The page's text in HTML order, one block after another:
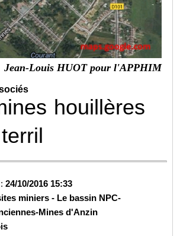
Jean-Louis HUOT pour l'APPHIM
houillères
:24/10/2016 15:33
miniers - Le bassin NPC-
Mines d'Anzin